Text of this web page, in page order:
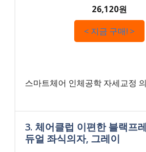
26,120원
< 지금 구매! >
스마트체어 인체공학 자세교정
3. 체어클럽 이편한 블랙프
듀얼 좌식의자, 그레이